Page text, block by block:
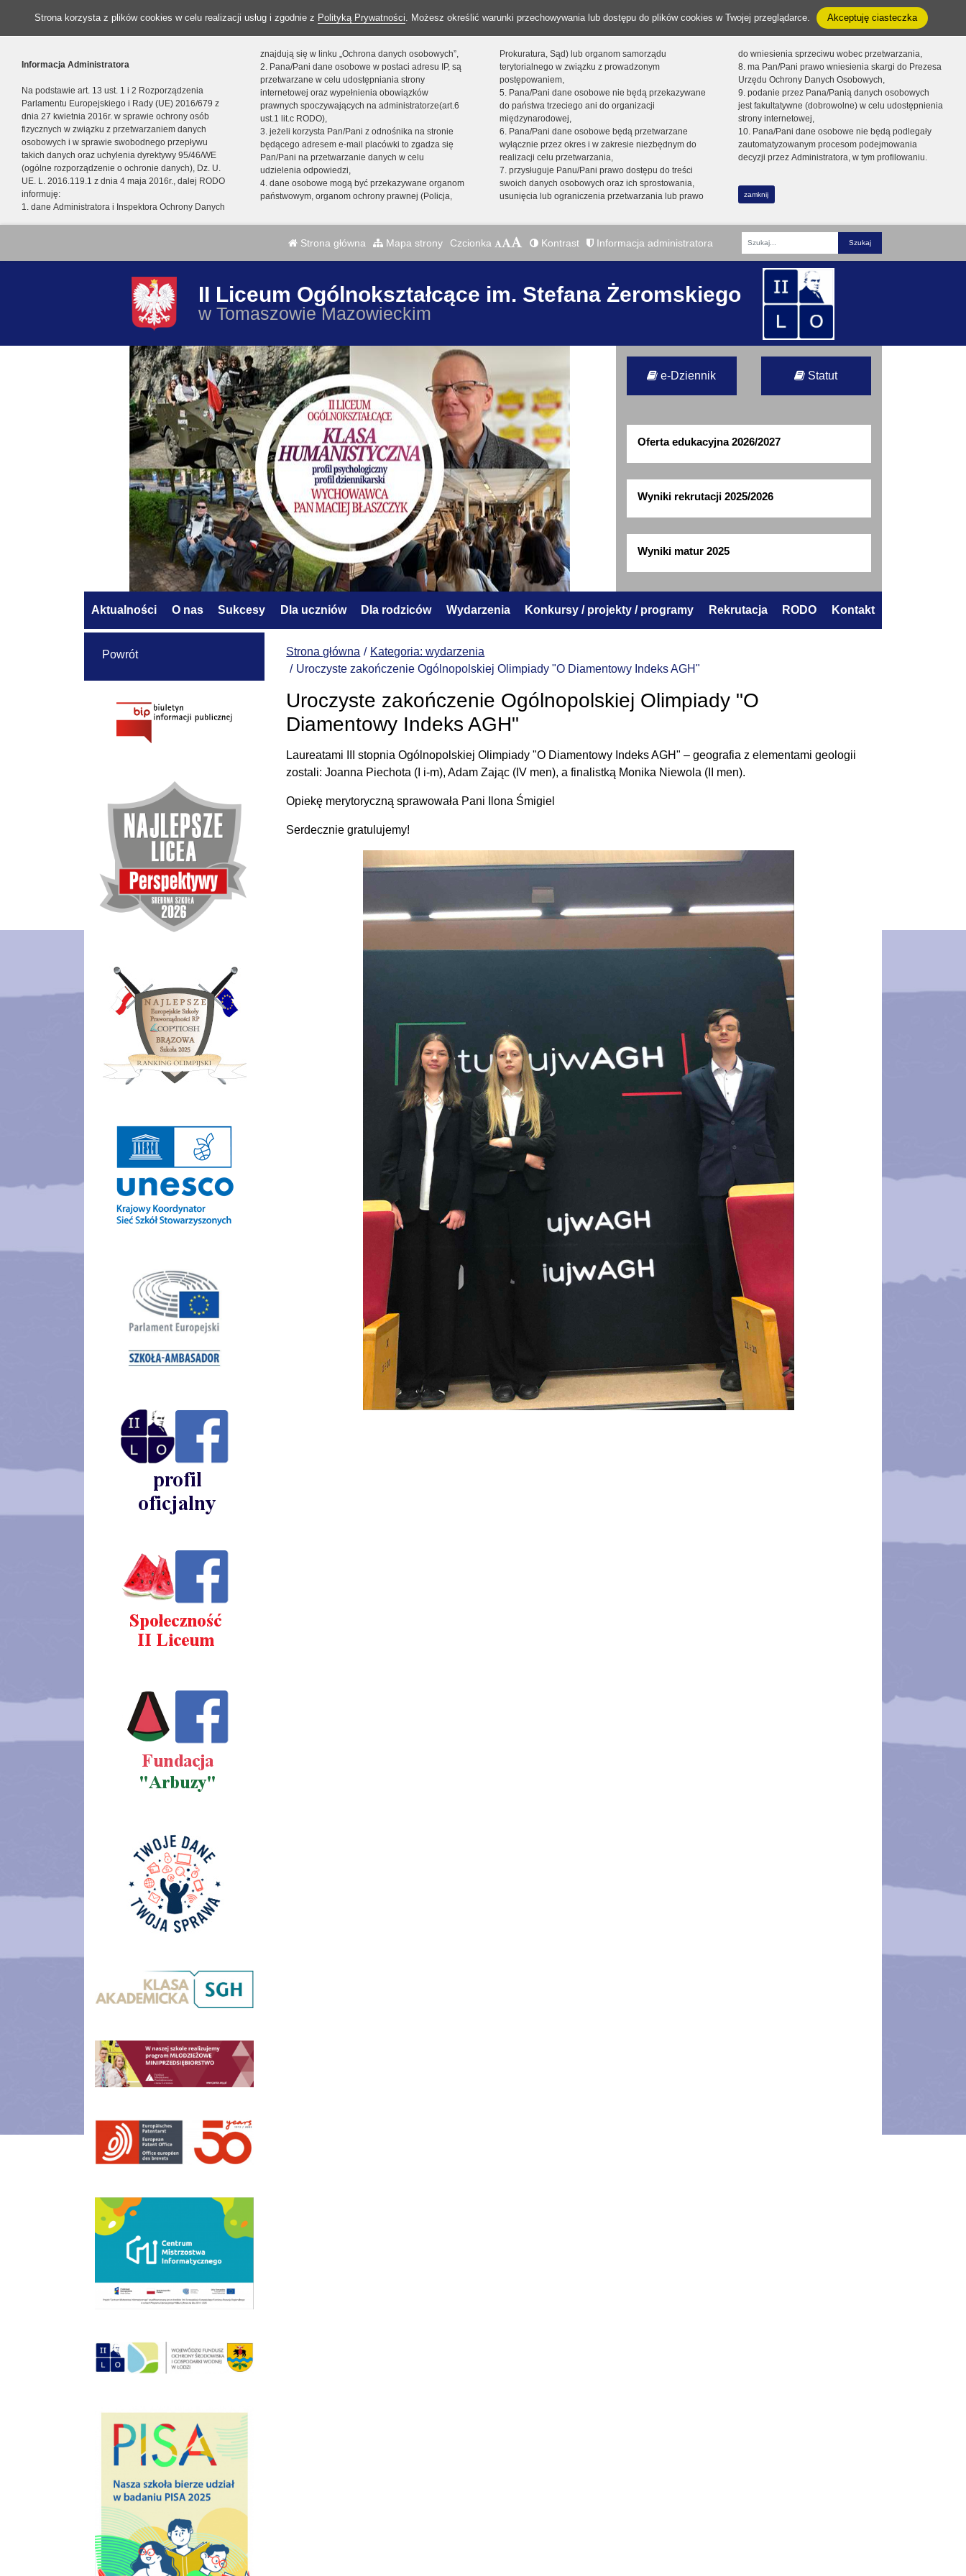
Strona korzysta z plików cookies w celu realizacji usług i zgodnie z Polityką Prywatności. Możesz określić warunki przechowywania lub dostępu do plików cookies w Twojej przeglądarce. Akceptuję ciasteczka
Informacja Administratora
Na podstawie art. 13 ust. 1 i 2 Rozporządzenia
Parlamentu Europejskiego i Rady (UE) 2016/679 z
dnia 27 kwietnia 2016r. w sprawie ochrony osób
fizycznych w związku z przetwarzaniem danych
osobowych i w sprawie swobodnego przepływu
takich danych oraz uchylenia dyrektywy 95/46/WE
(ogólne rozporządzenie o ochronie danych), Dz. U.
UE. L. 2016.119.1 z dnia 4 maja 2016r., dalej RODO
informuję:
1. dane Administratora i Inspektora Ochrony Danych
znajdują się w linku „Ochrona danych osobowych”,
2. Pana/Pani dane osobowe w postaci adresu IP, są
przetwarzane w celu udostępniania strony
internetowej oraz wypełnienia obowiązków
prawnych spoczywających na administratorze(art.6
ust.1 lit.c RODO),
3. jeżeli korzysta Pan/Pani z odnośnika na stronie
będącego adresem e-mail placówki to zgadza się
Pan/Pani na przetwarzanie danych w celu
udzielenia odpowiedzi,
4. dane osobowe mogą być przekazywane organom
państwowym, organom ochrony prawnej (Policja,
Prokuratura, Sąd) lub organom samorządu
terytorialnego w związku z prowadzonym
postępowaniem,
5. Pana/Pani dane osobowe nie będą przekazywane
do państwa trzeciego ani do organizacji
międzynarodowej,
6. Pana/Pani dane osobowe będą przetwarzane
wyłącznie przez okres i w zakresie niezbędnym do
realizacji celu przetwarzania,
7. przysługuje Panu/Pani prawo dostępu do treści
swoich danych osobowych oraz ich sprostowania,
usunięcia lub ograniczenia przetwarzania lub prawo
do wniesienia sprzeciwu wobec przetwarzania,
8. ma Pan/Pani prawo wniesienia skargi do Prezesa
Urzędu Ochrony Danych Osobowych,
9. podanie przez Pana/Panią danych osobowych
jest fakultatywne (dobrowolne) w celu udostępnienia
strony internetowej,
10. Pana/Pani dane osobowe nie będą podlegały
zautomatyzowanym procesom podejmowania
decyzji przez Administratora, w tym profilowaniu.
zamknij
Strona główna Mapa strony Czcionka Kontrast Informacja administratora
Fraza
II Liceum Ogólnokształcące im. Stefana Żeromskiego
w Tomaszowie Mazowieckim
e-Dziennik Statut
Oferta edukacyjna 2026/2027
Wyniki rekrutacji 2025/2026
Wyniki matur 2025
Aktualności O nas Sukcesy Dla uczniów Dla rodziców Wydarzenia Konkursy / projekty / programy Rekrutacja RODO Kontakt
Strona główna
Kategoria: wydarzenia
Uroczyste zakończenie Ogólnopolskiej Olimpiady "O Diamentowy Indeks AGH"
Uroczyste zakończenie Ogólnopolskiej Olimpiady "O
Diamentowy Indeks AGH"
Laureatami III stopnia Ogólnopolskiej Olimpiady "O Diamentowy Indeks AGH" – geografia z elementami geologii
zostali: Joanna Piechota (I i-m), Adam Zając (IV men), a finalistką Monika Niewola (II men).
Opiekę merytoryczną sprawowała Pani Ilona Śmigiel
Serdecznie gratulujemy!
Powrót